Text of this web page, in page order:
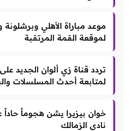
موعد مباراة الأهلي وبرشلونة
لموقعة القمة المرتقبة
تردد قناة زي ألوان الجديد
لمتابعة أحدث المسلسلات
خوان بيزيرا يشن هجوماً
نادي الزمالك